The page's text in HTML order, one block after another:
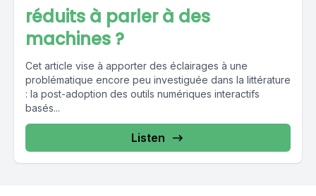
réduits à parler à des
machines ?
Cet article vise à apporter des éclairages à une
problématique encore peu investiguée dans la littérature
: la post-adoption des outils numériques interactifs
basés...
Listen